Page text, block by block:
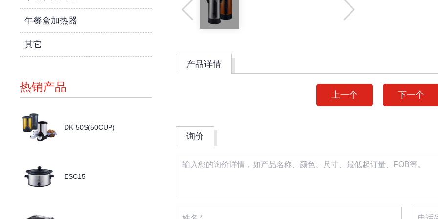
午餐盒加热器
其它
热销产品
DK-50S(50CUP)
ESC15
产品详情
上一个 下一个
询价